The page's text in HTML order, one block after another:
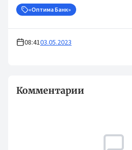
«Оптима Банк»
08:4103.05.2023
Комментарии